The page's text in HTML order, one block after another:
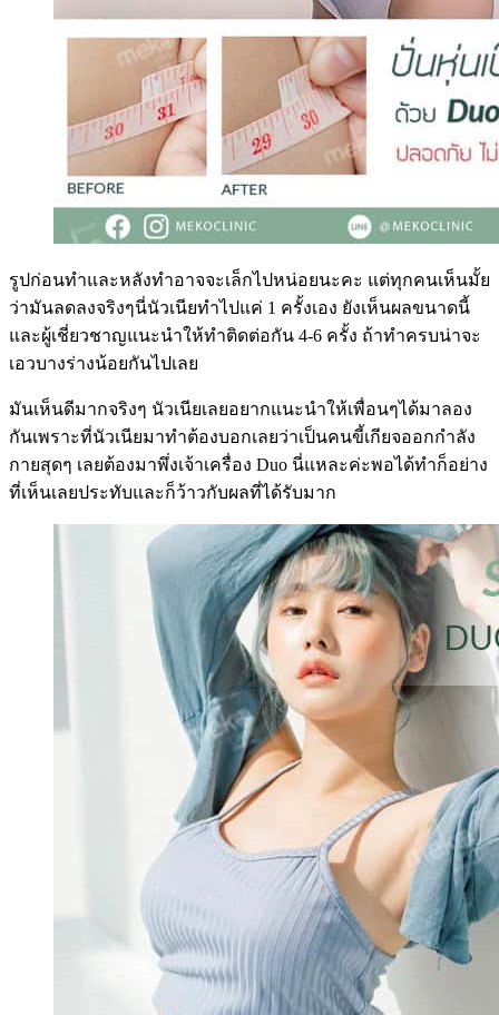
รูปก่อนทำและหลังทำอาจจะเล็กไปหน่อยนะคะ แต่ทุกคนเห็นมั้ย
ว่ามันลดลงจริงๆนี่นัวเนียทำไปแค่ 1 ครั้งเอง ยังเห็นผลขนาดนี้
และผู้เชี่ยวชาญแนะนำให้ทำติดต่อกัน 4-6 ครั้ง ถ้าทำครบน่าจะ
เอวบางร่างน้อยกันไปเลย
มันเห็นดีมากจริงๆ นัวเนียเลยอยากแนะนำให้เพื่อนๆได้มาลอง
กันเพราะที่นัวเนียมาทำต้องบอกเลยว่าเป็นคนขี้เกียจออกกำลัง
กายสุดๆ เลยต้องมาพึ่งเจ้าเครื่อง Duo นี่แหละค่ะพอได้ทำก็อย่าง
ที่เห็นเลยประทับและก็ว้าวกับผลที่ได้รับมาก